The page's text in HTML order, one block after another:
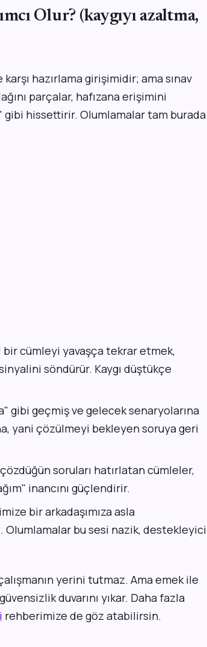
Olur? (kaygıyı azaltma,
hazırlama girişimidir; ama sınav
parçalar, hafızana erişimini
gibi hissettirir. Olumlamalar tam burada
bir cümleyi yavaşça tekrar etmek,
söndürür. Kaygı düştükçe
gibi geçmiş ve gelecek senaryolarına
yani çözülmeyi bekleyen soruya geri
soruları hatırlatan cümleler,
inancını güçlendirir.
bir arkadaşımıza asla
bu sesi nazik, destekleyici
yerini tutmaz. Ama emek ile
duvarını yıkar. Daha fazla
rehberimize de göz atabilirsin.